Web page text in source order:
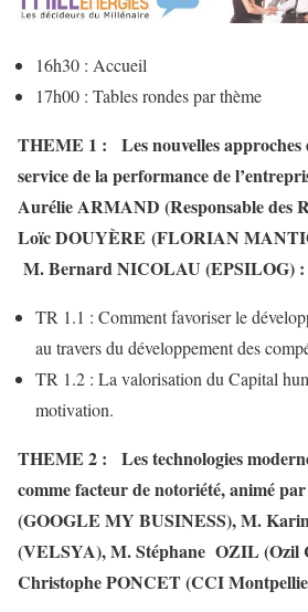
16h30 : Accueil
17h00 : Tables rondes par thème
THEME 1 : Les nouvelles approches
service de la performance de
Aurélie ARMAND (Responsable
Loïc DOUYÈRE (FLORIAN
M. Bernard NICOLAU (EPSILOG) :
TR 1.1 : Comment favoriser le
au travers du développement des
TR 1.2 : La valorisation du Capital
motivation.
THEME 2 : Les technologies
comme facteur de notoriété, animé
(GOOGLE MY BUSINESS), M.
(VELSYA), M. Stéphane OZIL (Ozil
Christophe PONCET (CCI